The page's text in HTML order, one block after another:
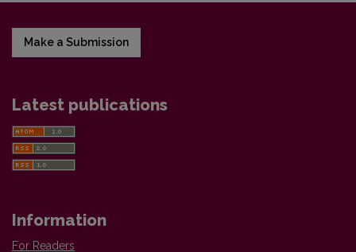
Make a Submission
Latest publications
Information
For Readers